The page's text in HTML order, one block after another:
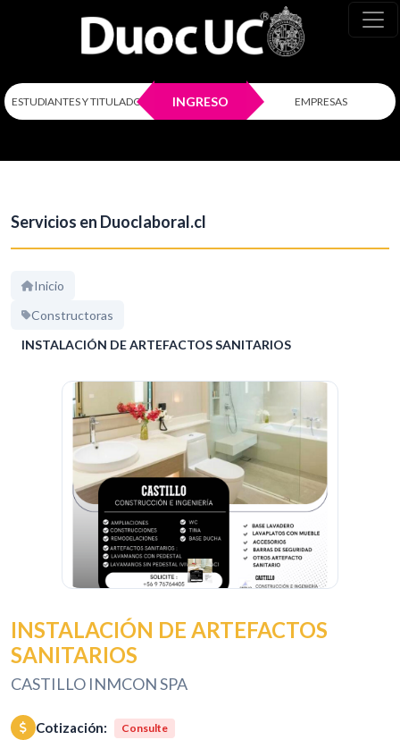
ESTUDIANTES Y TITULADOS INGRESO EMPRESAS
Servicios en Duoclaboral.cl
Inicio
Constructoras
INSTALACIÓN DE ARTEFACTOS SANITARIOS
INSTALACIÓN DE ARTEFACTOS
SANITARIOS
CASTILLO INMCON SPA
Cotización: Consulte